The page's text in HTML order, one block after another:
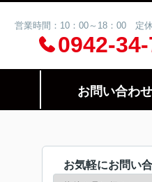
営業時間：10：00～18：00 定
0942-
お問い合わせ
お気軽にお問い